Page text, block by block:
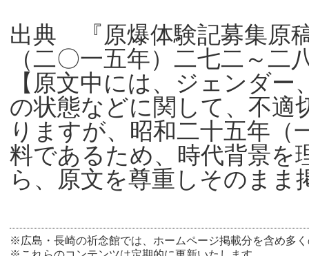
出典 『原爆体験記募集
（二〇一五年）二七二～二
【原文中には、ジェンダ
の状態などに関して、不適
りますが、昭和二十五年（
料であるため、時代背景を
ら、原文を尊重しそのまま
※広島・長崎の祈念館では、ホームページ掲載分を含め多